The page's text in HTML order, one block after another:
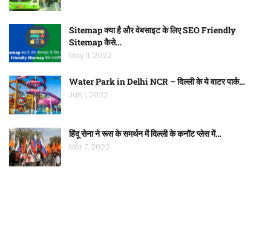
Sitemap क्या है और वेबसाइट के लिए SEO Friendly
Sitemap कैसे…
May 11, 2022
Water Park in Delhi NCR – दिल्ली के ये वाटर पार्क…
Jun 1, 2022
हिंदू सेना ने रूस के समर्थन में दिल्ली के कनॉट प्लेस में…
Mar 7, 2022